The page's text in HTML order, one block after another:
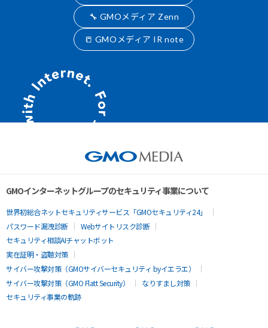
🔧 GMOメディア Zenn
📒 GMOメディア IR note
GMOインターネットグループのセキュリティ事業について
世界初総合ネットセキュリティサービス「GMOセキュリティ24」
パスワード漏洩診断
Webサイトリスク診断
セキュリティ相談AIチャットボット
実在証明・盗聴対策
サイバー攻撃対策（GMOサイバーセキュリティ byイエラエ）
サイバー攻撃対策（GMO Flatt Security）
なりすまし対策
セキュリティ事業の軌跡